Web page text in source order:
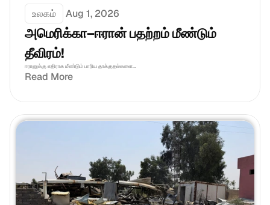
உலகம் Aug 1, 2026
அமெரிக்கா–ஈரான் பதற்றம் மீண்டும்
தீவிரம்!
ஈரானுக்கு எதிராக மீண்டும் பாரிய தாக்குதல்களை...
Read More